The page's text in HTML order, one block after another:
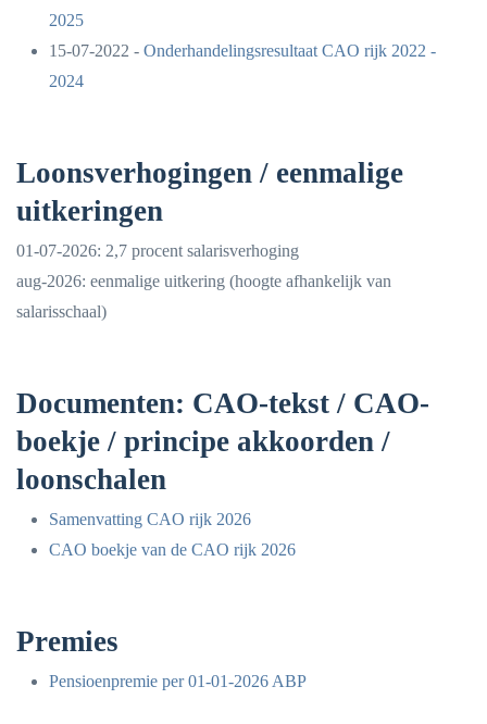
2025
15-07-2022 - Onderhandelingsresultaat CAO rijk 2022 -
2024
Loonsverhogingen / eenmalige
uitkeringen
01-07-2026: 2,7 procent salarisverhoging
aug-2026: eenmalige uitkering (hoogte afhankelijk van
salarisschaal)
Documenten: CAO-tekst / CAO-
boekje / principe akkoorden /
loonschalen
Samenvatting CAO rijk 2026
CAO boekje van de CAO rijk 2026
Premies
Pensioenpremie per 01-01-2026 ABP